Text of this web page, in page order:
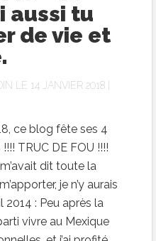
aussi tu
de vie et
LE 14 JANVIER 2018 |
ce blog fête ses 4
TRUC DE FOU !!!!
dit toute la
je n’y aurais
2014 : Peu après la
vivre au Mexique